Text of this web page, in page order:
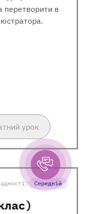
перетворити в
урок
Середній